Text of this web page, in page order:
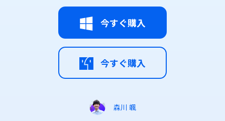
今すぐ購入
今すぐ購入
森川 颯